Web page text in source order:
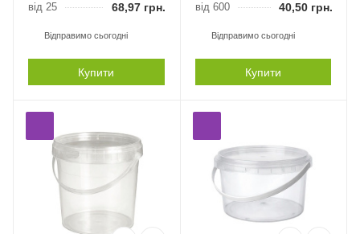
від 25 68,97 грн.
Відправимо сьогодні
Купити
від 600 40,50грн.
Відправимо сьогодні
Купити